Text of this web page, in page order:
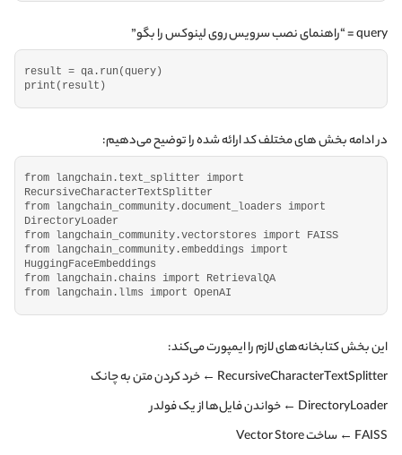
query = “راهنمای نصب سرویس روی لینوکس را بگو”
result = qa. run(query )
print ( result )
در ادامه بخش های مختلف کد ارائه شده را توضیح می‌دهیم:
from langchain. text_splitter import
RecursiveCharacterTextSplitter
from langchain_community.document_loaders import
DirectoryLoader
from langchain_community.vectorstores import FAISS
from langchain_community.embeddings import
HuggingFaceEmbeddings
from langchain.chains import RetrievalQA
from langchain. llms import OpenAI
این بخش کتابخانه‌های لازم را ایمپورت می‌کند:
RecursiveCharacterTextSplitter ← خرد کردن متن به چانک
DirectoryLoader ← خواندن فایل‌ها از یک فولدر
FAISS ← ساخت Vector Store